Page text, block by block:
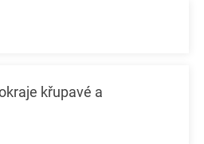
křupavé a